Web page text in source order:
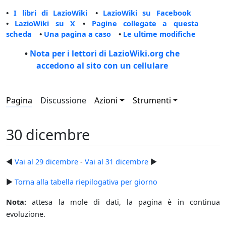
•I libri di LazioWiki • LazioWiki su Facebook
• LazioWiki su X • Pagine collegate a questa
scheda • Una pagina a caso • Le ultime modifiche
• Nota per i lettori di LazioWiki.org che
accedono al sito con un cellulare
Pagina Discussione Azioni Strumenti
30 dicembre
◄ Vai al 29 dicembre - Vai al 31 dicembre ►
► Torna alla tabella riepilogativa per giorno
Nota: attesa la mole di dati, la pagina è in continua
evoluzione.